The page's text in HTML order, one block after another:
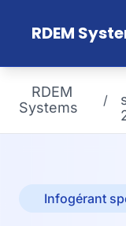
RDEM
RDEM
Systems
/
Infogérant